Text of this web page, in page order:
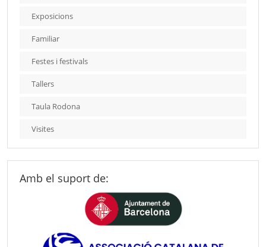
Exposicions
Familiar
Festes i festivals
Tallers
Taula Rodona
Visites
Amb el suport de: